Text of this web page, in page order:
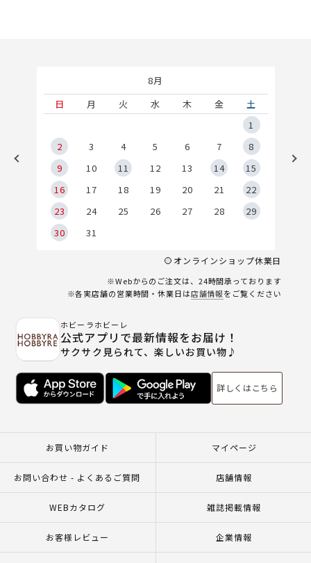
8月
日
月 火 水 木 金
土
1
2
3 4 5 6 7
8
9
10 11 12 13 14
15
16
17 18 19 20 21
22
23
24 25 26 27 28
29
30
31
オンラインショップ休業日
※Webからのご注文は、24時間承っております
※各実店舗の営業時間・休業日は店舗情報をご覧ください
ホビーラホビーレ
公式アプリで最新情報をお届け！
サクサク見られて、楽しいお買い物♪
詳しくはこちら
お買い物ガイド マイページ
お問い合わせ - よくあるご質問 店舗情報
WEBカタログ 雑誌掲載情報
お客様レビュー 企業情報